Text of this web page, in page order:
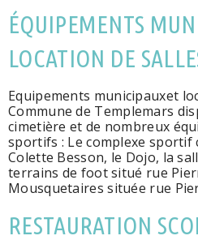
ÉQUIPEMENTS
LOCATION DE
Equipements municipauxet
Commune de Templemars
cimetière et de nombreux
sportifs : Le complexe sportif
Colette Besson, le Dojo, la
terrains de foot situé rue
Mousquetaires située rue
RESTAURATION